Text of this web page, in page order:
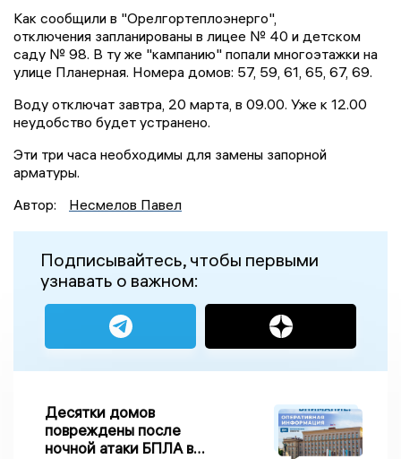
Как сообщили в "Орелгортеплоэнерго",
отключения запланированы в лицее № 40 и детском
саду № 98. В ту же "кампанию" попали многоэтажки на
улице Планерная. Номера домов: 57, 59, 61, 65, 67, 69.
Воду отключат завтра, 20 марта, в 09.00. Уже к 12.00
неудобство будет устранено.
Эти три часа необходимы для замены запорной
арматуры.
Автор:
Несмелов Павел
Подписывайтесь, чтобы первыми
узнавать о важном:
Десятки домов
повреждены после
ночной атаки БПЛА в